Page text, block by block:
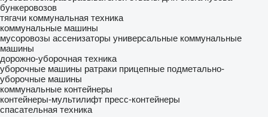
бункеровозов
тягачи коммунальная техника
коммунальные машины
мусоровозы ассенизаторы универсальные коммунальные
машины
дорожно-уборочная техника
уборочные машины ратраки прицепные подметально-
уборочные машины
коммунальные контейнеры
контейнеры-мультилифт пресс-контейнеры
спасательная техника